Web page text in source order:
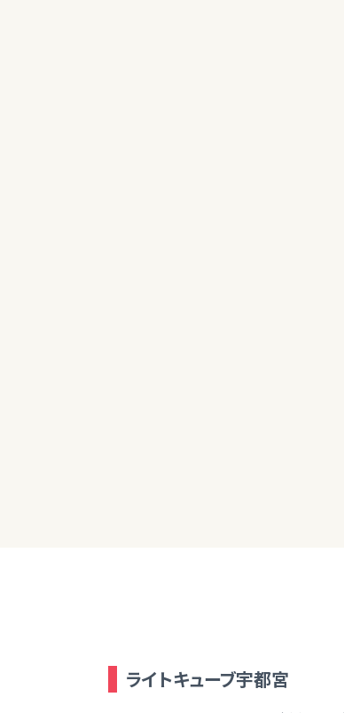
ライトキューブ宇都宮